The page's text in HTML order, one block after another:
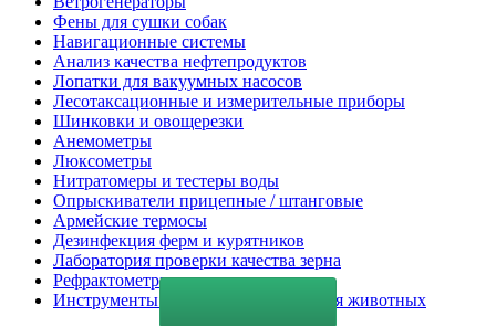
Фены для сушки собак
Навигационные системы
Анализ качества нефтепродуктов
Лопатки для вакуумных насосов
Лесотаксационные и измерительные приборы
Шинковки и овощерезки
Анемометры
Люксометры
Нитратомеры и тестеры воды
Опрыскиватели прицепные / штанговые
Армейские термосы
Дезинфекция ферм и курятников
Лаборатория проверки качества зерна
Рефрактометры
Инструменты для ухода и содержания животных